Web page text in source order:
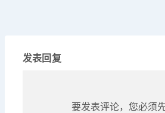
发表回复
要发表评论，您必须